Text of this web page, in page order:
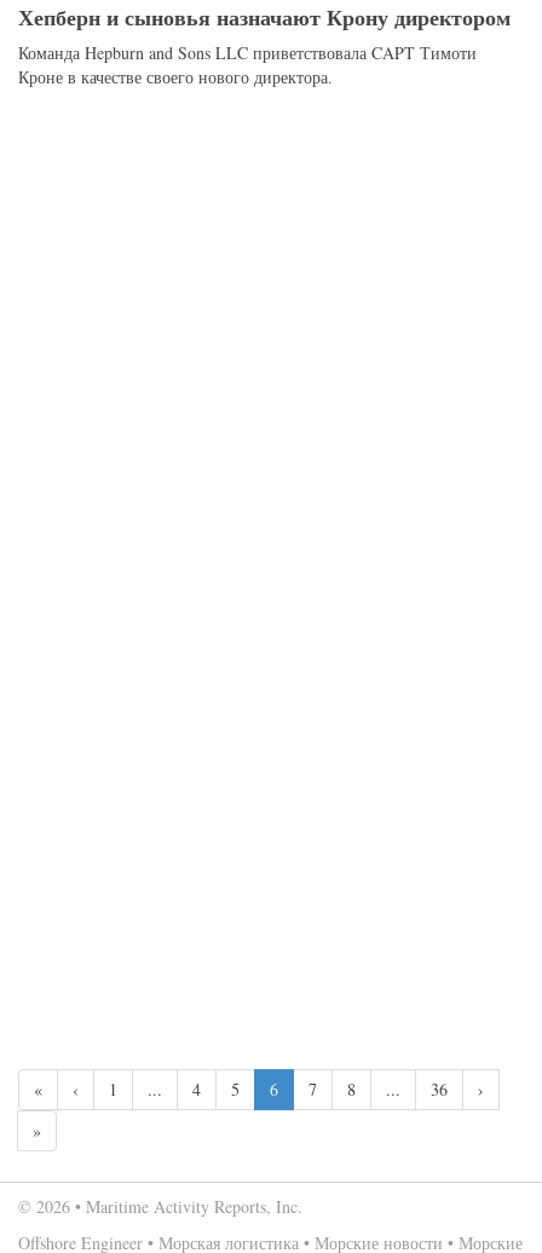
Хепберн и сыновья назначают Крону директором
Команда Hepburn and Sons LLC приветствовала CAPT Тимоти
Кроне в качестве своего нового директора.
« ‹ 1 ... 4 5 6 7 8 ... 36
›
»
© 2026 • Maritime Activity Reports, Inc.
Offshore Engineer • Морская логистика • Морские новости • Морские